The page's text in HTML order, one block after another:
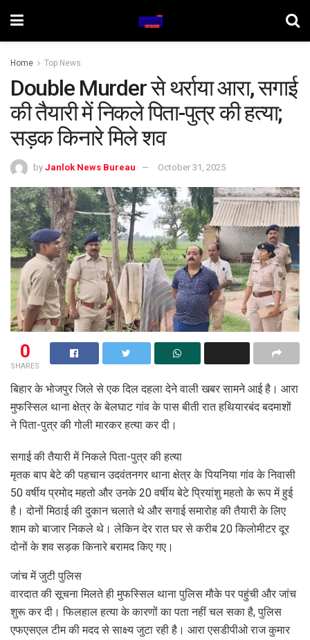
Home Top News
Double Murder से थर्राया आरा, सगाई
की तैयारी में निकले पिता-पुत्र की हत्या;
सड़क किनारे मिले शव
by Janlok News Bureau October 31, 2025
0
SHARES
बिहार के भोजपुर जिले से एक दिल दहला देने वाली खबर सामने आई है। आरा
मुफस्सिल थाना क्षेत्र के बेलघाट गांव के पास बीती रात हथियारबंद बदमाशों
ने पिता-पुत्र की गोली मारकर हत्या कर दी।
सगाई की तैयारी में निकले पिता-पुत्र की हत्या
मृतक बाप बेटे की पहचान उदवंतनगर थाना क्षेत्र के पियनिया गांव के निवासी
50 वर्षीय प्रमोद महतो और उनके 20 वर्षीय बेटे प्रियांशु महतो के रूप में हुई
है। दोनों मिठाई की दुकान चलाते थे और सगाई समारोह की तैयारी के लिए
शाम को बाजार निकले थे। लेकिन देर रात घर से करीब 20 किलोमीटर दूर
दोनों के शव सड़क किनारे बरामद किए गए।
जांच में जुटी पुलिस
वारदात की सूचना मिलते ही मुफस्सिल थाना पुलिस मौके पर पहुंची और जांच
शुरू कर दी। फिलहाल हत्या के कारणों का पता नहीं चल सका है, पुलिस
एफएसएल टीम की मदद से साक्ष्य जुटा रही है। आरा एसडीपीओ राज कुमार